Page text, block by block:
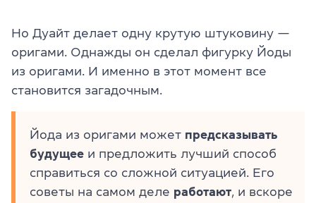
Но Дуайт делает одну крутую штуковину —
оригами. Однажды он сделал фигурку Йоды
из оригами. И именно в этот момент все
становится загадочным.
Йода из оригами может предсказывать
будущее и предложить лучший способ
справиться со сложной ситуацией. Его
советы на самом деле работают , и вскоре